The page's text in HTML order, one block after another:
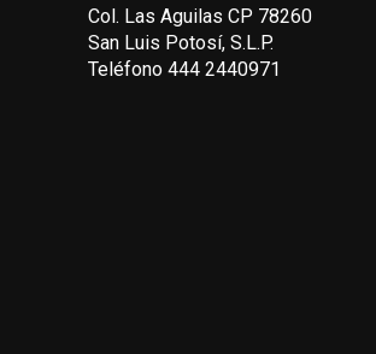
Col. Las Aguilas CP 78260
San Luis Potosí, S.L.P.
Teléfono 444 2440971